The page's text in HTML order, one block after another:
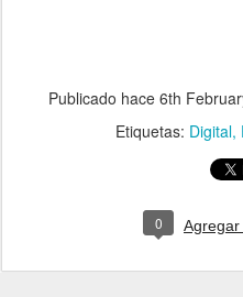
Publicado hace 6th
Etiquetas: Digital
0